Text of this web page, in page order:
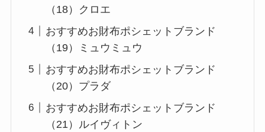
（18）クロエ
おすすめお財布ポシェットブランド
（19）ミュウミュウ
おすすめお財布ポシェットブランド
（20）プラダ
おすすめお財布ポシェットブランド
（21）ルイヴィトン